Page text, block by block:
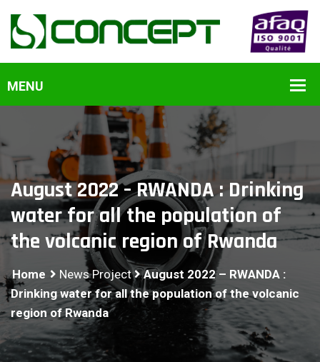
August 2022 – RWANDA : Drinking
water for all the population of
the volcanic region of Rwanda
Home News Project
August 2022 – RWANDA :
Drinking water for all the population of the volcanic
region of Rwanda